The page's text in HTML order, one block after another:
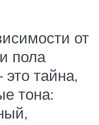
от
пола
тайна,
тона: